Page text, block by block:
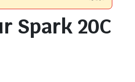
Spark 20C